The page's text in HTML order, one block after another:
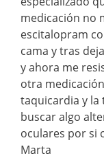
medicación no
escitalopram
cama y tras
y ahora me
otra
taquicardia y la
buscar algo
oculares por si
Marta